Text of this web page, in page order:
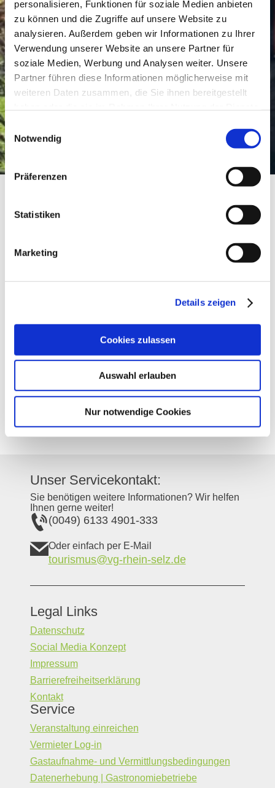
personalisieren, Funktionen für soziale Medien anbieten
zu können und die Zugriffe auf unsere Website zu
analysieren. Außerdem geben wir Informationen zu Ihrer
Verwendung unserer Website an unsere Partner für
soziale Medien, Werbung und Analysen weiter. Unsere
Partner führen diese Informationen möglicherweise mit
weiteren Daten zusammen, die Sie ihnen bereitgestellt
Einwilligungsauswahl
Notwendig
Präferenzen
Statistiken
Marketing
Details zeigen
Cookies zulassen
Auswahl erlauben
Nur notwendige Cookies
Kontakt
Weingut Baum-Barth
Obentraustraße 46
E-Mail:info@weingut-baum-barth.de
https://www.weingut-baum-
Unser Servicekontakt:
Sie benötigen weitere Informationen? Wir helfen
Ihnen gerne weiter!
(0049) 6133 4901-333
Oder einfach per E-Mail
tourismus@vg-rhein-selz.de
Legal Links
Datenschutz
Social Media Konzept
Impressum
Barrierefreiheitserklärung
Kontakt
Service
Veranstaltung einreichen
Vermieter Log-in
Gastaufnahme- und Vermittlungsbedingungen
Datenerhebung | Gastronomiebetriebe